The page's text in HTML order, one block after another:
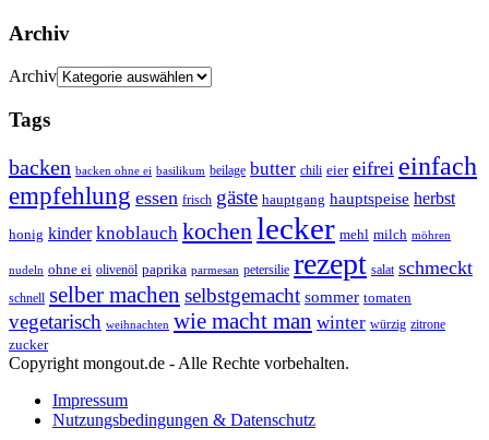
Archiv
Archiv
Tags
backen backen ohne ei basilikum beilage butter chili eier eifrei einfach
empfehlung essen frisch gäste hauptgang hauptspeise herbst
honig kinder knoblauch kochenlecker mehl milch möhren
nudeln ohne ei olivenöl paprika parmesan petersilie rezept salat schmeckt
schnell selber machen selbstgemacht sommer tomaten
vegetarisch weihnachten wie macht man winter würzig zitrone
zucker
Copyright mongout.de - Alle Rechte vorbehalten.
Impressum
Nutzungsbedingungen & Datenschutz